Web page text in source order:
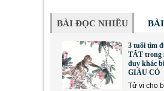
BÀI ĐỌC NHIỀU
3 tuổi tìm
TẮT trong
duy khác
GIÀU CÓ
Tử vi cho